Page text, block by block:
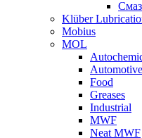
Klüber
Mobius
MOL
Food
Greases
Industrial
MWF
Neat MWF